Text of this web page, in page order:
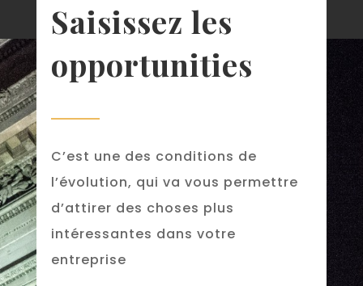
Saisissez les
opportunities
C’est une des conditions de
l’évolution, qui va vous permettre
d’attirer des choses plus
intéressantes dans votre
entreprise